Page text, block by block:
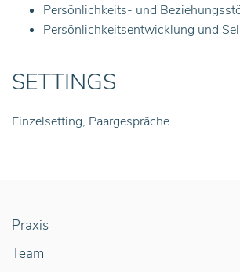
Persönlichkeits- und
Persönlichkeitsentwicklung und
SETTINGS
Einzelsetting, Paargespräche
Praxis
Team